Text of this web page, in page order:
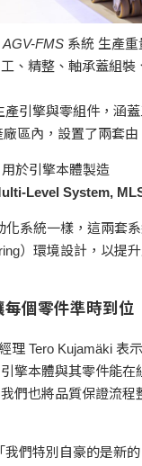
FMS 系統 生產
、精整、軸承蓋組裝
產引擎與零組件，涵
區內，設置了兩套
用於引擎本體製造
Level System,
化系統一樣，這兩套
）環境設計，以提
個零件準時到位
理 Tero Kujamäki 表
擎本體與其零件能
們也將品質保證流
我們特別自豪的是新